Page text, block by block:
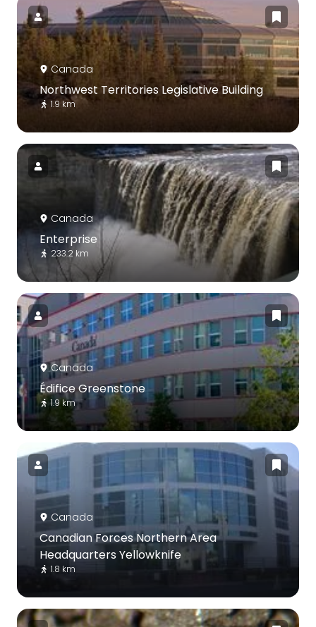
Canada
Northwest Territories Legislative Building
1.9 km
Canada
Enterprise
233.2 km
Canada
Édifice Greenstone
1.9 km
Canada
Canadian Forces Northern Area
Headquarters Yellowknife
1.8 km